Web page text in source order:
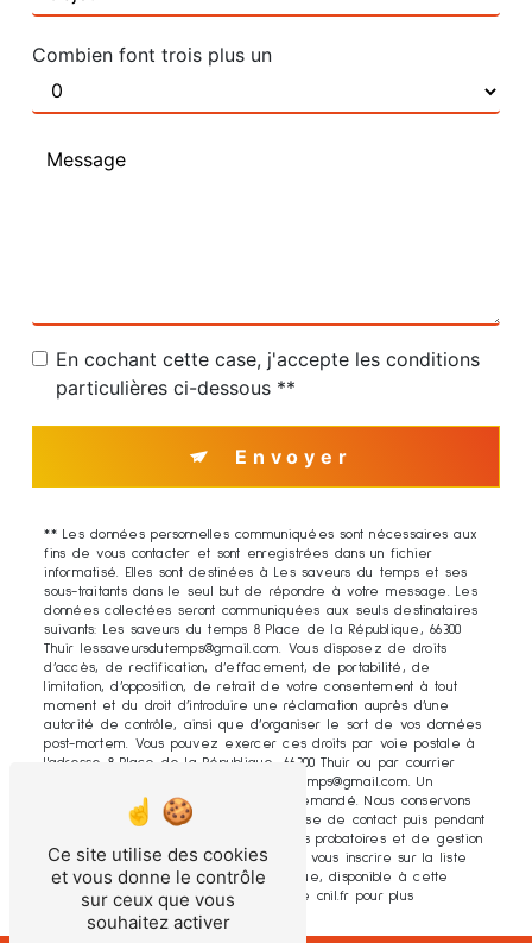
Combien font trois plus un
En cochant cette case, j'accepte les conditions
particulières ci-dessous **
Envoyer
** Les données personnelles communiquées sont nécessaires aux
fins de vous contacter et sont enregistrées dans un fichier
informatisé. Elles sont destinées à Les saveurs du temps et ses
sous-traitants dans le seul but de répondre à votre message. Les
données collectées seront communiquées aux seuls destinataires
suivants: Les saveurs du temps 8 Place de la République, 66300
Thuir lessaveursdutemps@gmail.com. Vous disposez de droits
d’accès, de rectification, d’effacement, de portabilité, de
limitation, d’opposition, de retrait de votre consentement à tout
moment et du droit d’introduire une réclamation auprès d’une
autorité de contrôle, ainsi que d’organiser le sort de vos données
post-mortem. Vous pouvez exercer ces droits par voie postale à
l'adresse 8 Place de la République, 66300 Thuir ou par courrier
électronique à l'adresse lessaveursdutemps@gmail.com. Un
justificatif d'identité pourra vous être demandé. Nous conservons
vos données pendant la période de prise de contact puis pendant
la durée de prescription légale aux fins probatoires et de gestion
des contentieux. Vous avez le droit de vous inscrire sur la liste
d'opposition au démarchage téléphonique, disponible à cette
adresse:Bloctel.gouv.fr . Consultez le site cnil.fr pour plus
d’informations sur vos droits.
Ce site utilise des cookies
et vous donne le contrôle
sur ceux que vous
souhaitez activer